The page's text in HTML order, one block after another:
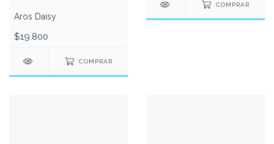
Aros Daisy
$19.800
COMPRAR
COMPRAR